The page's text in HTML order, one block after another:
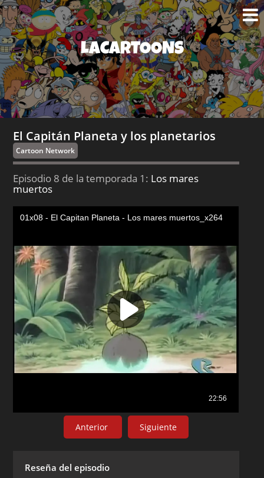
LACARTOONS
El Capitán Planeta y los planetarios
Cartoon Network
Episodio 8 de la temporada 1: Los mares
muertos
Anterior Siguiente
Reseña del episodio